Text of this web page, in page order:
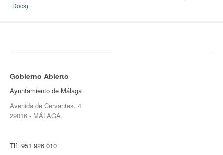
Docs).
Gobierno Abierto
Ayuntamiento de Málaga
Avenida de Cervantes, 4
29016 - MÁLAGA.
Tlf: 951 926 010